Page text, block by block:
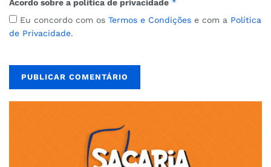
Acordo sobre a política de privacidade *
Eu concordo com os Termos e Condições e com a Política
de Privacidade.